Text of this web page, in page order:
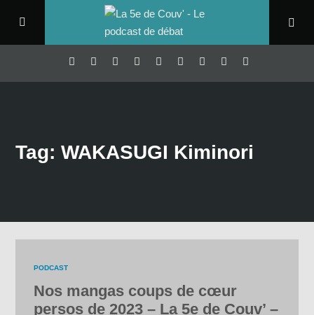
Tag: WAKASUGI Kiminori
PODCAST
Nos mangas coups de cœur
persos de 2023 – La 5e de Couv’ –